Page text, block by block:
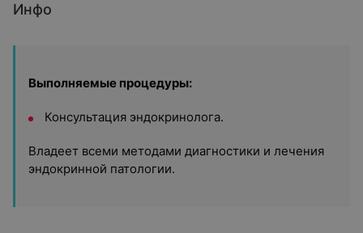
Инфо
Выполняемые процедуры:
Консультация эндокринолога.
Владеет всеми методами диагностики и лечения
эндокринной патологии.